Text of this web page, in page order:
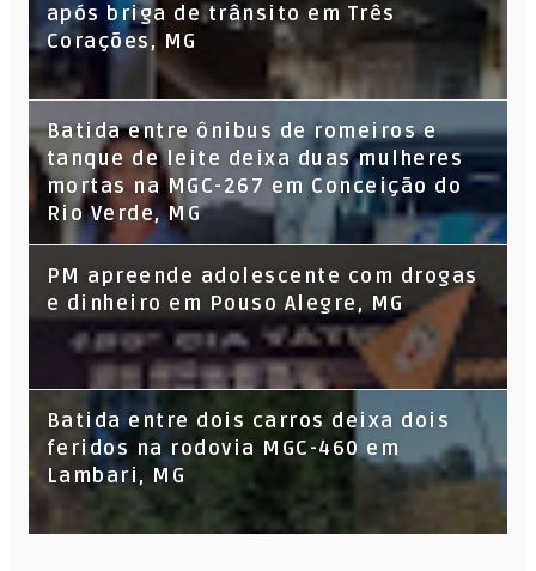
após briga de trânsito em Três
Corações, MG
Batida entre ônibus de romeiros e
tanque de leite deixa duas mulheres
mortas na MGC-267 em Conceição do
Rio Verde, MG
PM apreende adolescente com drogas
e dinheiro em Pouso Alegre, MG
Batida entre dois carros deixa dois
feridos na rodovia MGC-460 em
Lambari, MG